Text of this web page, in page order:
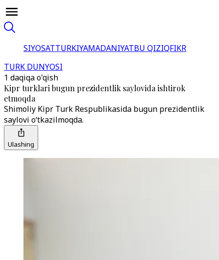
SIYOSATTURKIYAMADANIYATBU QIZIQFIKR
TURK DUNYOSI
1 daqiqa o'qish
Kipr turklari bugun prezidentlik saylovida ishtirok
etmoqda
Shimoliy Kipr Turk Respublikasida bugun prezidentlik
saylovi oʻtkazilmoqda.
Ulashing